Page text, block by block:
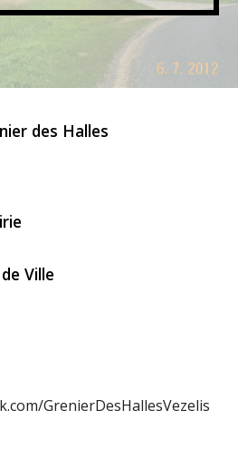
des Halles
Ville
GrenierDesHallesVezelis